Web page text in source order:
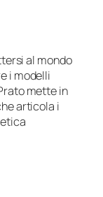
al mondo
i modelli
mette in
articola i